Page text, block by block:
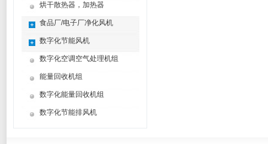
烘干散热器，加热器
食品厂/电子厂净化风机
数字化节能风机
数字化空调空气处理机组
能量回收机组
数字化能量回收机组
数字化节能排风机